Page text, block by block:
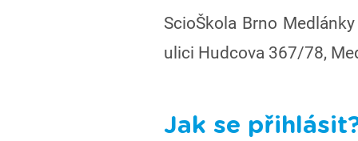
ScioŠkola Brno
ulici Hudcova 367/78,
Jak se